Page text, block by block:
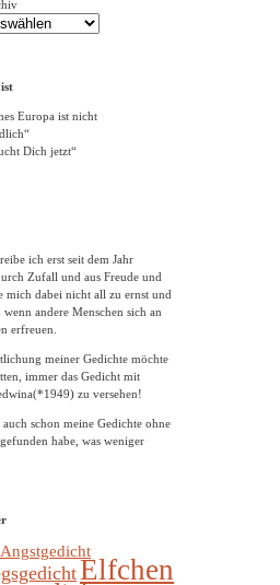
Europa ist nicht
Dich jetzt“
ich erst seit dem Jahr
Zufall und aus Freude und
mich dabei nicht all zu ernst und
andere Menschen sich an
erfreuen.
meiner Gedichte möchte
immer das Gedicht mit
zu versehen!
schon meine Gedichte ohne
habe, was weniger
Angstgedicht
Elfchen